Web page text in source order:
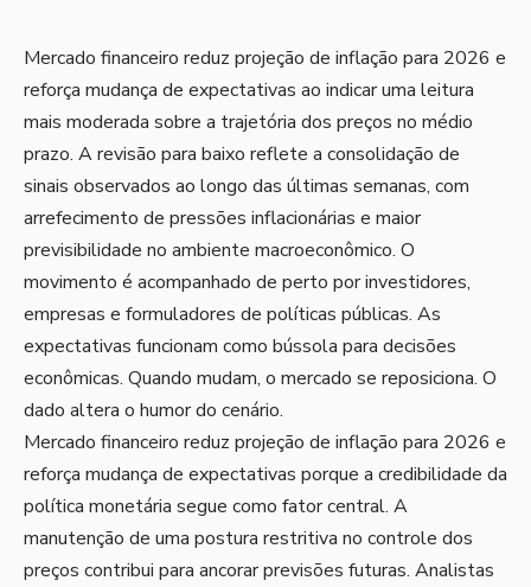
Mercado financeiro reduz projeção de inflação para 2026 e
reforça mudança de expectativas ao indicar uma leitura
mais moderada sobre a trajetória dos preços no médio
prazo. A revisão para baixo reflete a consolidação de
sinais observados ao longo das últimas semanas, com
arrefecimento de pressões inflacionárias e maior
previsibilidade no ambiente macroeconômico. O
movimento é acompanhado de perto por investidores,
empresas e formuladores de políticas públicas. As
expectativas funcionam como bússola para decisões
econômicas. Quando mudam, o mercado se reposiciona. O
dado altera o humor do cenário.
Mercado financeiro reduz projeção de inflação para 2026 e
reforça mudança de expectativas porque a credibilidade da
política monetária segue como fator central. A
manutenção de uma postura restritiva no controle dos
preços contribui para ancorar previsões futuras. Analistas